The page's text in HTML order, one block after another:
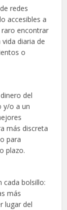
redes
accesibles a
raro encontrar
diaria de
o
del
y/o a un
más discreta
para
plazo.
cada bolsillo:
más
lugar del